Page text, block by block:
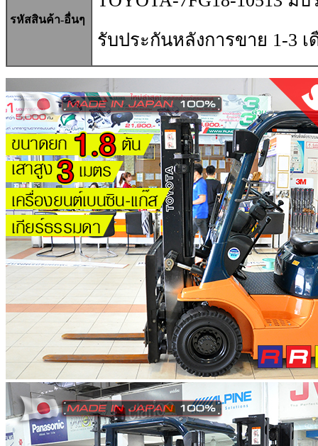
รหัสสินค้า-อื่นๆ
รับประกันหลังการขาย 1-3 เ